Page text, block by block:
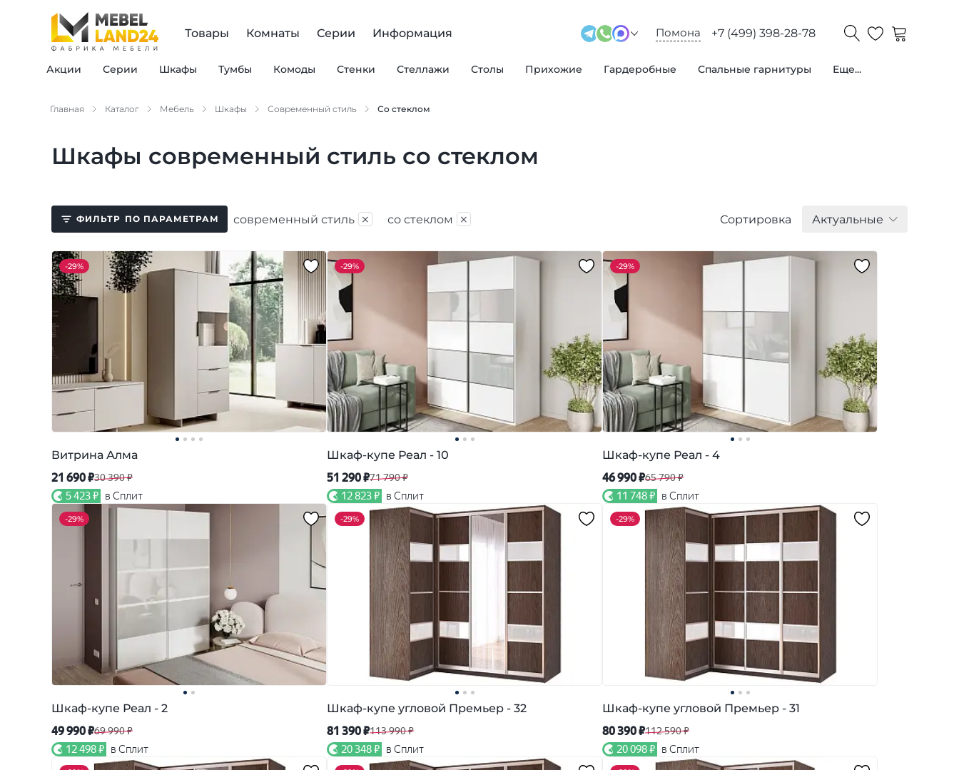
Товары
Акции Серии Шкафы Тумбы Комоды Стенки Стеллажи Столы Прихожие Гардеробные Спальные гарнитуры Еще...
Комнаты Серии Информация Помона +7 (499) 398-28-78
Главная Каталог Мебель Шкафы Современный стиль Со стеклом
Шкафы современный стиль со стеклом
ФИЛЬТР ПО ПАРАМЕТРАМ современный стиль × со стеклом × Сортировка Актуальные
-29%
Витрина Алма
21 690 ₽30 390 ₽
5 423 ₽ в Сплит
-29%
Шкаф-купе Реал - 10
51 290 ₽71 790 ₽
12 823 ₽ в Сплит
-29%
Шкаф-купе Реал - 4
46 990 ₽65 790 ₽
11 748 ₽ в Сплит
-29%
Шкаф-купе Реал - 2
49 990 ₽69 990 ₽
12 498 ₽ в Сплит
-29%
Шкаф-купе угловой Премьер - 32
81 390 ₽113 990 ₽
20 348 ₽ в Сплит
-29%
Шкаф-купе угловой Премьер - 31
80 390 ₽112 590 ₽
20 098 ₽ в Сплит